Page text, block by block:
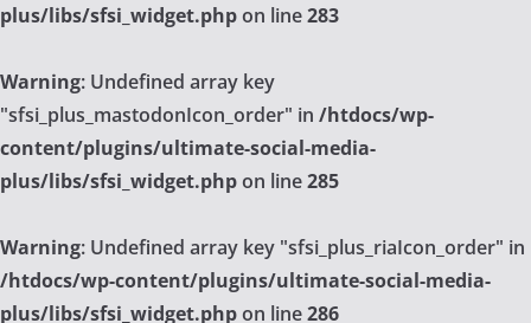
plus/libs/sfsi_widget.phpon line283
Warning: Undefined array key
"sfsi_plus_mastodonIcon_order" in /htdocs/wp-
content/plugins/ultimate-social-media-
plus/libs/sfsi_widget.phpon line285
Warning: Undefined array key "sfsi_plus_riaIcon_order" in
/htdocs/wp-content/plugins/ultimate-social-media-
plus/libs/sfsi_widget.phpon line286